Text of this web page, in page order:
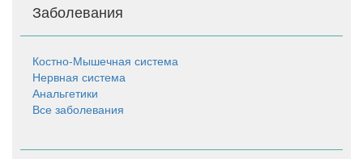
Заболевания
Костно-Мышечная система
Нервная система
Анальгетики
Все заболевания